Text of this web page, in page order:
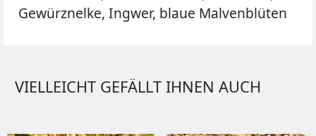
Gewürznelke, Ingwer, blaue Malvenblüten
VIELLEICHT GEFÄLLT IHNEN AUCH